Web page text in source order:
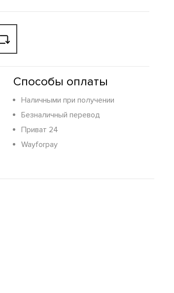
Способы оплаты
Наличными при получении
Безналичный перевод
Приват 24
Wayforpay